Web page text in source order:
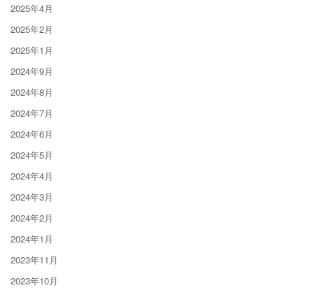
2025年4月
2025年2月
2025年1月
2024年9月
2024年8月
2024年7月
2024年6月
2024年5月
2024年4月
2024年3月
2024年2月
2024年1月
2023年11月
2023年10月